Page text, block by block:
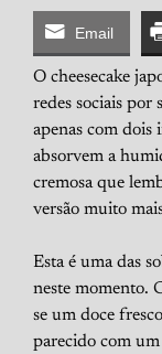
Email
O cheesecake
redes sociais por
apenas com dois
absorvem a
cremosa que
versão muito
Esta é uma das
neste momento.
se um doce
parecido com